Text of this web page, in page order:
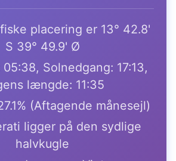
placering er 13° 42.8'
S 39° 49.9' Ø
Solnedgang: 17:13,
længde: 11:35
(Aftagende månesejl)
ligger på den sydlige
halvkugle